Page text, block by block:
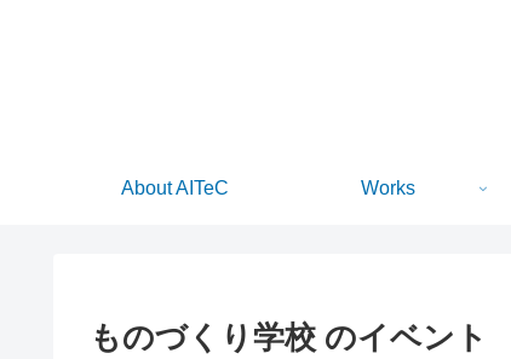
About AITeC Works
ものづくり学校 のイベント